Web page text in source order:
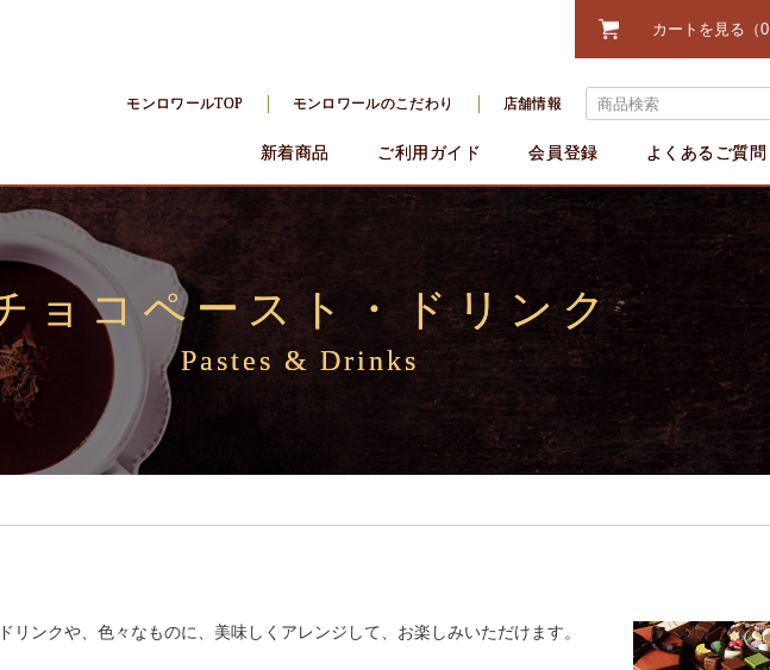
カートを見る 0
モンロワールTOP モンロワールのこだわり 店舗情報
新着商品 ご利用ガイド 会員登録 よくあるご質問
ョコペースト・ドリンク
Pastes & Drinks
リンクや、色々なものに、美味しくアレンジして、お楽しみいただけます。